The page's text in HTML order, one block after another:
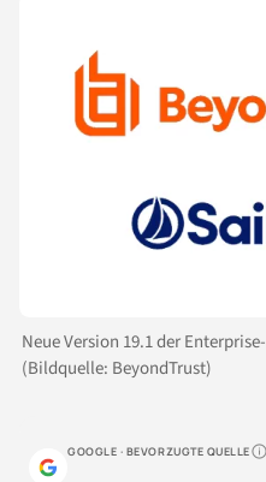
Neue Version 19.1 der
(Bildquelle: BeyondTrust)
GOOGLE · BEVORZUGTE QUELLE